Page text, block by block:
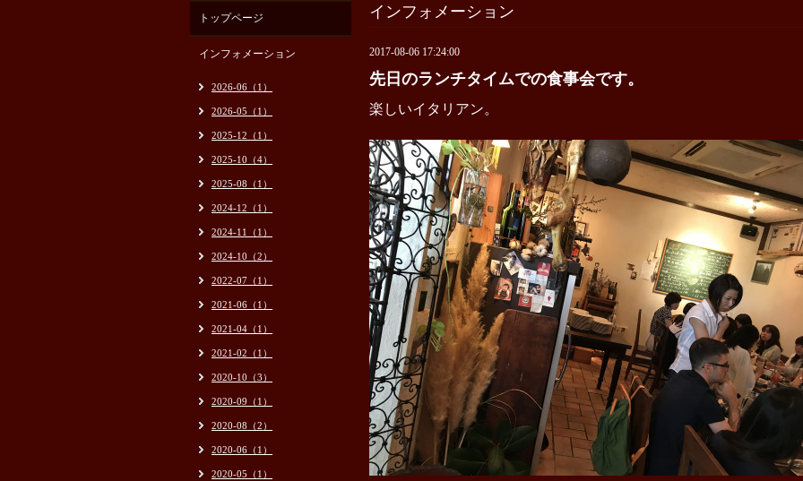
インフォメーション
2017-08-06 17:24:00
先日のランチタイムでの食事会です。
楽しいイタリアン。
トップページ
インフォメーション
2026-06（1）
2026-05（1）
2025-12（1）
2025-10（4）
2025-08（1）
2024-12（1）
2024-11（1）
2024-10（2）
2022-07（1）
2021-06（1）
2021-04（1）
2021-02（1）
2020-10（3）
2020-09（1）
2020-08（2）
2020-06（1）
2020-05（1）